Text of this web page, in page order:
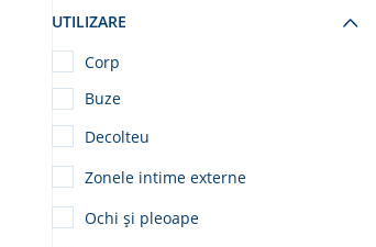
UTILIZARE
Corp
Buze
Decolteu
Zonele intime externe
Ochi și pleoape